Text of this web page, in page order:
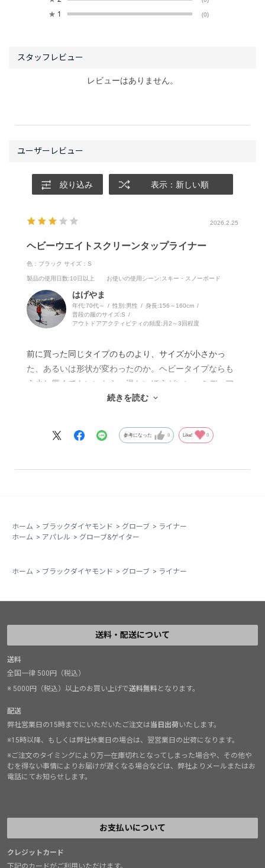
★ 1 (0)
絞り込み 表示：新しい順
2026.2.25
ヘビーウエイトスクリーンタップライナー
色：ブラック サイズ：S
製品の使用日数:10日以上 お使いの使用シーン:スキー・スノーボード
はげやま
年代:70代～ 性別:男性 身長:156～160cm
普段の服のサイズ:S
アウトドアアクティビティの頻度: 月2～3回程度
前に買った同じタイプのものより、サイズが小さかっ
た、あるいは形状が変わったのか。ヘビータイプならも
う少し厚くてもいいから、温かいほうがいい。ミディア
ムとそんな極端に変わらない感じ。色が真っ黒なので暗
フェイスのこのタイプのような中側が黄色い部分がある
とか。他のメーカーとあまり差がない。
続きを読む
参考になった 0 Like! 0
レビューはありません。
ホーム > ブラックダイヤモンド > グローブ > ライナー
ホーム > アパレル > グローブ&ゲイター
ホーム > ブラックダイヤモンド > グローブ > ライナー
送料・配送について
送料
全国一律 500円（税込）
※ 5000円（税込）以上のお買い上げで送料無料となります。
配送
弊社営業日の15時までにいただいたご注文は当日出荷いたします。
※15時以降、もしくは弊社休業日の場合は、翌営業日の出荷になります。
※ご注文のタイミングにより万一在庫切れとなってしまった場合や、その他や
むを得ない事情によりお届けが遅くなる場合などは、弊社よりメールまたはお
電話にてお知らせします。
お支払いについて
クレジットカード
下記のカードがご利用いただけます。